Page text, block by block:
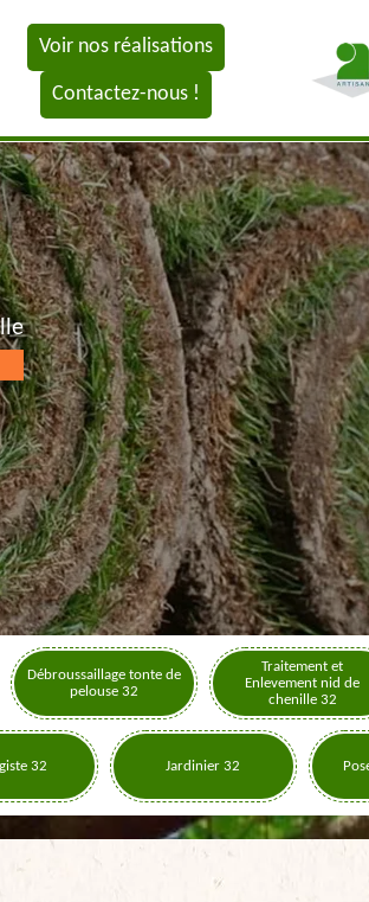
Voir nos réalisations
Contactez-nous !
Débroussaillage tonte de
pelouse 32
Traitement et
Enlevement nid de
chenille 32
32 Jardinier 32